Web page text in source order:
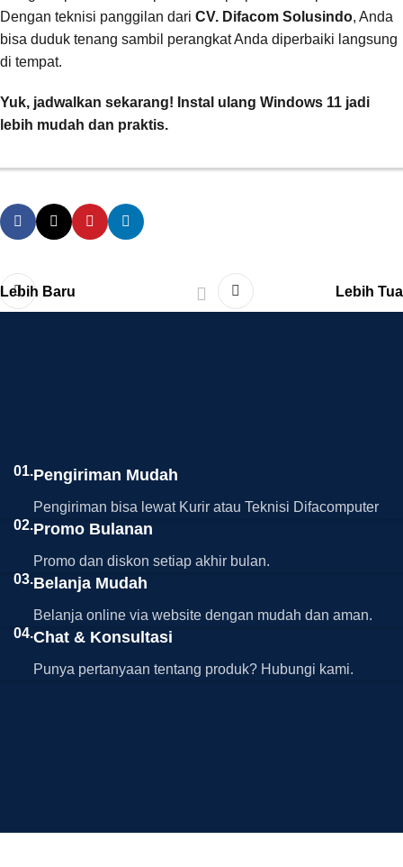
Dengan teknisi panggilan dari CV. Difacom Solusindo, Anda
bisa duduk tenang sambil perangkat Anda diperbaiki langsung
di tempat.
Yuk, jadwalkan sekarang! Instal ulang Windows 11 jadi
lebih mudah dan praktis.
Lebih Baru Lebih Tua
01.Pengiriman Mudah
Pengiriman bisa lewat Kurir atau Teknisi Difacomputer
02.Promo Bulanan
Promo dan diskon setiap akhir bulan.
03.Belanja Mudah
Belanja online via website dengan mudah dan aman.
04.Chat & Konsultasi
Punya pertanyaan tentang produk? Hubungi kami.